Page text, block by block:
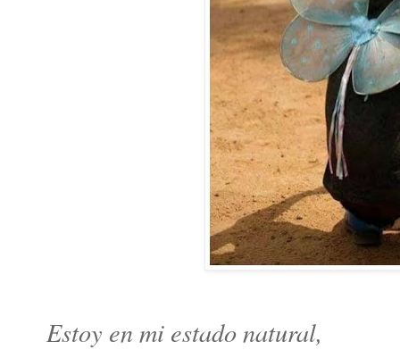
Estoy en mi estado natural,